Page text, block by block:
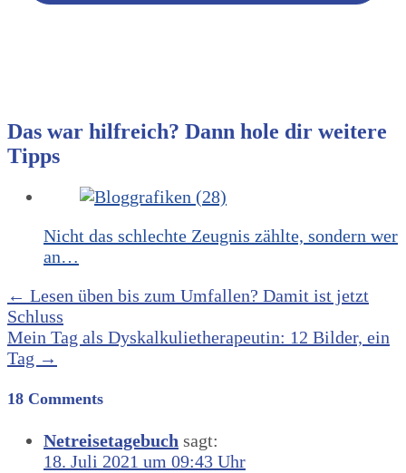
Das war hilfreich? Dann hole dir weitere
Tipps
Nicht das schlechte Zeugnis zählte, sondern wer
an…
Post
navigation
← Lesen üben bis zum Umfallen? Damit ist jetzt
Schluss
Mein Tag als Dyskalkulietherapeutin: 12 Bilder, ein
Tag →
18 Comments
Netreisetagebuch sagt:
18. Juli 2021 um 09:43 Uhr